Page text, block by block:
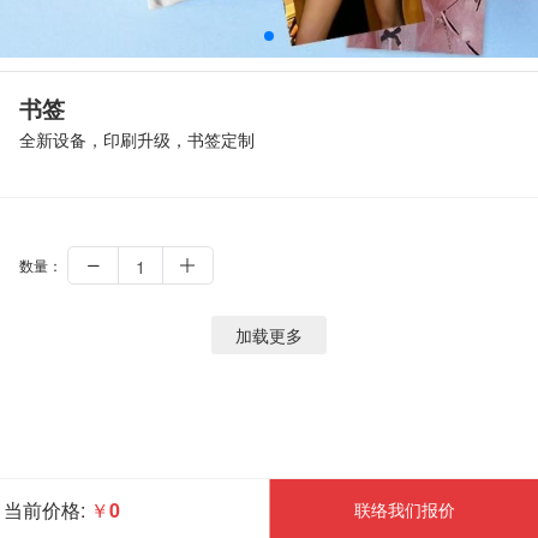
书签
全新设备，印刷升级，书签定制
数量：
加载更多
当前价格: ￥0 联络我们报价